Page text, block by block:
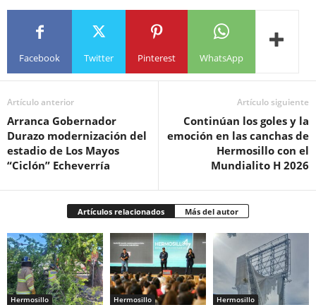
Facebook Twitter Pinterest WhatsApp
Artículo anterior
Arranca Gobernador
Durazo modernización del
estadio de Los Mayos
“Ciclón” Echeverría
Artículo siguiente
Continúan los goles y la
emoción en las canchas de
Hermosillo con el
Mundialito H 2026
Artículos relacionados Más del autor
Hermosillo Hermosillo Hermosillo